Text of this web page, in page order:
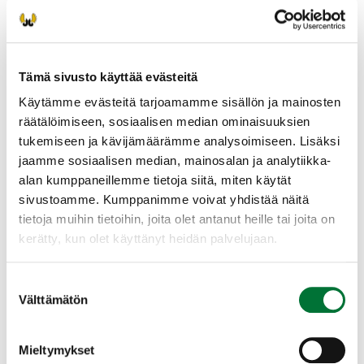
Tämä sivusto käyttää evästeitä
Käytämme evästeitä tarjoamamme sisällön ja mainosten
räätälöimiseen, sosiaalisen median ominaisuuksien
tukemiseen ja kävijämäärämme analysoimiseen. Lisäksi
jaamme sosiaalisen median, mainosalan ja analytiikka-
alan kumppaneillemme tietoja siitä, miten käytät
sivustoamme. Kumppanimme voivat yhdistää näitä
tietoja muihin tietoihin, joita olet antanut heille tai joita on
kerätty, kun olet käyttänyt heidän palvelujaan.
valinta
Välttämätön
Mieltymykset
Ahman tai ilveksen kohtaaminen
rauhallisesti. Anna eläimen väistää sinua turvallisesti.